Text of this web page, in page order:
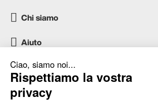
Chi siamo
Aiuto
Servizio clienti
occasion.migros.mobile@recommerce.com